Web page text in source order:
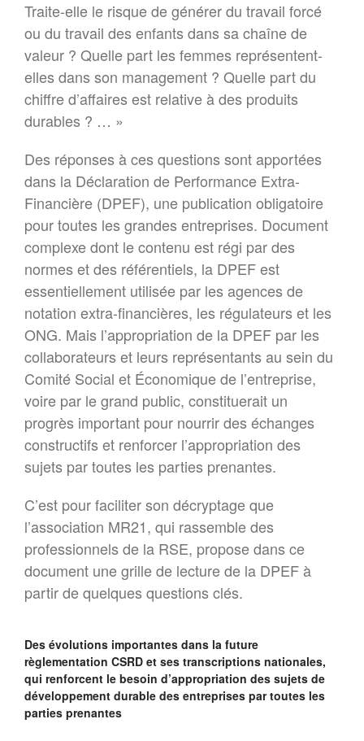
Traite-elle le risque de générer du travail forcé
ou du travail des enfants dans sa chaîne de
valeur ? Quelle part les femmes représentent-
elles dans son management ? Quelle part du
chiffre d’affaires est relative à des produits
durables ? … »
Des réponses à ces questions sont apportées
dans la Déclaration de Performance Extra-
Financière (DPEF), une publication obligatoire
pour toutes les grandes entreprises. Document
complexe dont le contenu est régi par des
normes et des référentiels, la DPEF est
essentiellement utilisée par les agences de
notation extra-financières, les régulateurs et les
ONG. Mais l’appropriation de la DPEF par les
collaborateurs et leurs représentants au sein du
Comité Social et Économique de l’entreprise,
voire par le grand public, constituerait un
progrès important pour nourrir des échanges
constructifs et renforcer l’appropriation des
sujets par toutes les parties prenantes.
C’est pour faciliter son décryptage que
l’association MR21, qui rassemble des
professionnels de la RSE, propose dans ce
document une grille de lecture de la DPEF à
partir de quelques questions clés.
Des évolutions importantes dans la future
règlementation CSRD et ses transcriptions nationales,
qui renforcent le besoin d’appropriation des sujets de
développement durable des entreprises par toutes les
parties prenantes